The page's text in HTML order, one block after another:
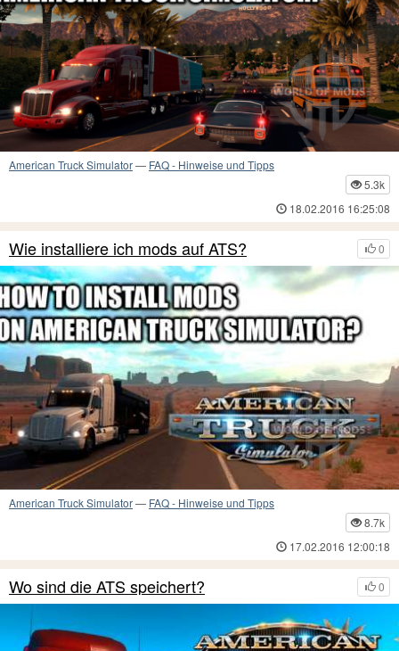
American Truck Simulator— FAQ - Hinweise und Tipps
5.3k
18.02.2016 16:25:08
0
Wie installiere ich mods auf ATS?
American Truck Simulator— FAQ - Hinweise und Tipps
8.7k
17.02.2016 12:00:18
0
Wo sind die ATS speichert?